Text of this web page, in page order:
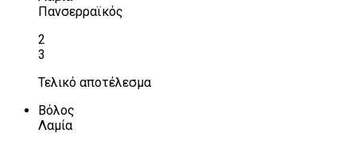
Πανσερραϊκός
2
3
Τελικό αποτέλεσμα
Βόλος
Λαμία